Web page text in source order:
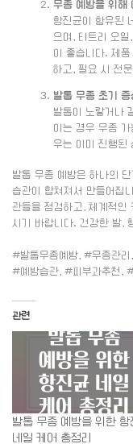
무좀 예방을 위해
항진균이 함유된
으며, 티트리 오
이 좋습니다. 제
하고, 필요 시 전
발톱 무좀 초기
발톱이 노랗거나
이는 경우 무좀
우는 이미 진행된
발톱 무좀 예방은 하나의
습관이 합쳐져서 만들어집
관들을 점검하고, 체계적
시기 바랍니다. 건강한 발,
#발톱무좀예방, #무좀관
#예방습관, #피부과추천,
관련
발톱 무좀 예방을 위한 항
네일 케어 총정리